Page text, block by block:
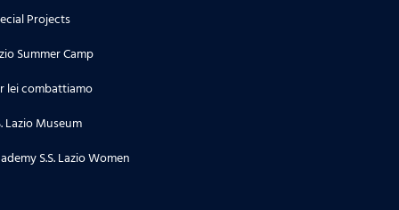
Projects
Summer Camp
lei combattiamo
Lazio Museum
S.S. Lazio Women